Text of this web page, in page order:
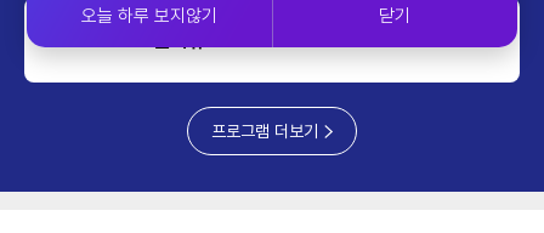
프로그램 더보기
오늘 하루 보지않기 닫기